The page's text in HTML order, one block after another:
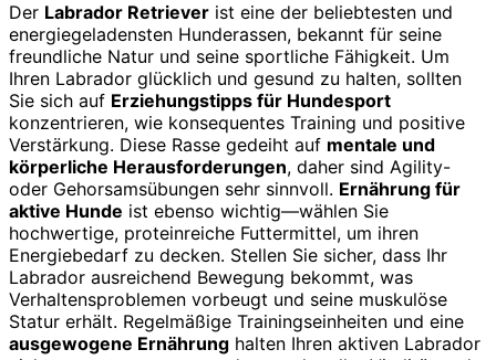
Der Labrador Retriever ist eine der beliebtesten und
energiegeladensten Hunderassen, bekannt für seine
freundliche Natur und seine sportliche Fähigkeit. Um
Ihren Labrador glücklich und gesund zu halten, sollten
Sie sich auf Erziehungstipps für Hundesport
konzentrieren, wie konsequentes Training und positive
Verstärkung. Diese Rasse gedeiht auf mentale und
körperliche Herausforderungen, daher sind Agility-
oder Gehorsamsübungen sehr sinnvoll. Ernährung für
aktive Hunde ist ebenso wichtig—wählen Sie
hochwertige, proteinreiche Futtermittel, um ihren
Energiebedarf zu decken. Stellen Sie sicher, dass Ihr
Labrador ausreichend Bewegung bekommt, was
Verhaltensproblemen vorbeugt und seine muskulöse
Statur erhält. Regelmäßige Trainingseinheiten und eine
ausgewogene Ernährung halten Ihren aktiven Labrador